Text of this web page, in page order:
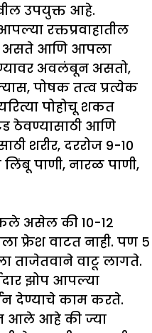
उपयुक्त आहे.
रक्तप्रवाहातील
असते आणि आपला
अवलंबून असतो,
पोषक तत्व प्रत्येक
पोहोचू शकत
ठेवण्यासाठी आणि
शरीर, दररोज 9-10
लिंबू पाणी, नारळ पाणी,
असेल की 10-12
फ्रेश वाटत नाही. पण ५
ताजेतवाने वाटू लागते.
झोप आपल्या
देण्याचे काम करते.
आले आहे की ज्या